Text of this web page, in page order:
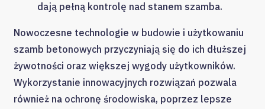
dają pełną kontrolę nad stanem szamba.
Nowoczesne technologie w budowie i użytkowaniu
szamb betonowych przyczyniają się do ich dłuższej
żywotności oraz większej wygody użytkowników.
Wykorzystanie innowacyjnych rozwiązań pozwala
również na ochronę środowiska, poprzez lepsze